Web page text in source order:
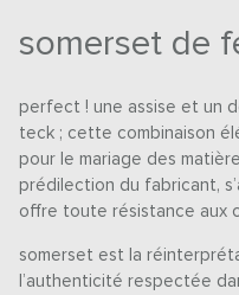
somerset de
perfect ! une assise et un
teck ; cette combinaison
pour le mariage des
prédilection du fabricant,
offre toute résistance aux
somerset est la
l’authenticité respectée